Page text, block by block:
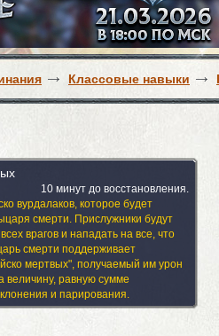
Классовые навыки
10 минут до восстановления.
вурдалаков, которое будет
смерти. Прислужники будут
врагов и нападать на все, что
смерти поддерживает
мертвых", получаемый им урон
величину, равную сумме
и парирования.